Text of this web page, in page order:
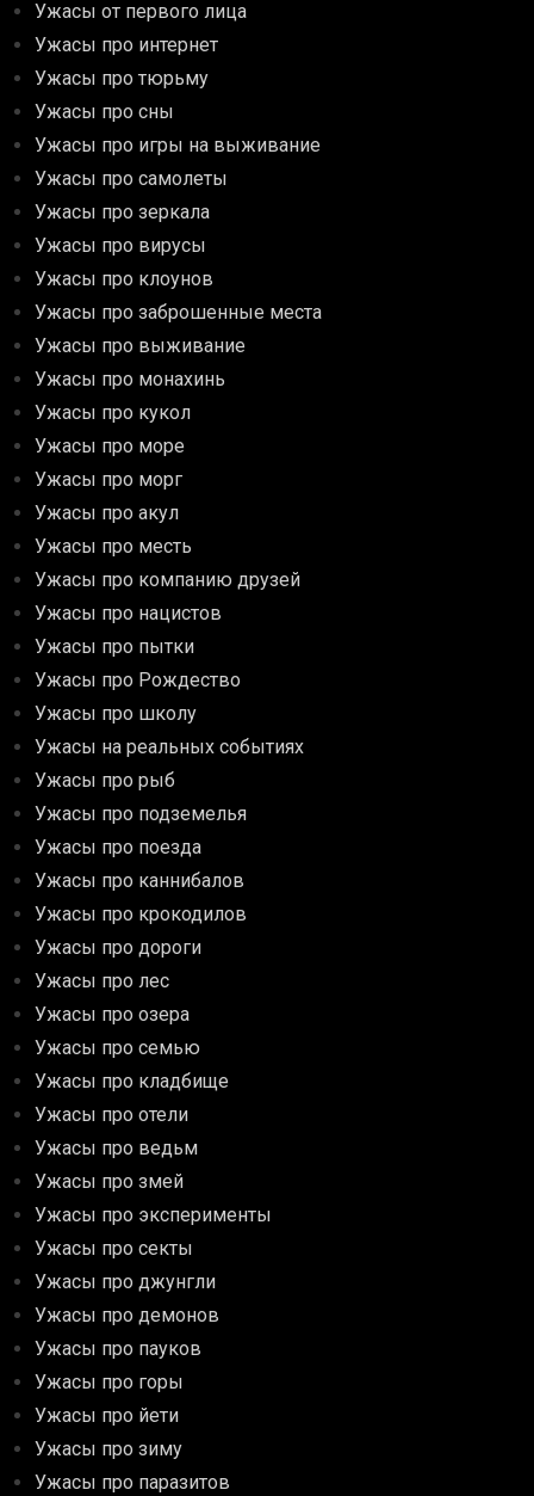
Ужасы от первого лица
Ужасы про интернет
Ужасы про тюрьму
Ужасы про сны
Ужасы про игры на выживание
Ужасы про самолеты
Ужасы про зеркала
Ужасы про вирусы
Ужасы про клоунов
Ужасы про заброшенные места
Ужасы про выживание
Ужасы про монахинь
Ужасы про кукол
Ужасы про море
Ужасы про морг
Ужасы про акул
Ужасы про месть
Ужасы про компанию друзей
Ужасы про нацистов
Ужасы про пытки
Ужасы про Рождество
Ужасы про школу
Ужасы на реальных событиях
Ужасы про рыб
Ужасы про подземелья
Ужасы про поезда
Ужасы про каннибалов
Ужасы про крокодилов
Ужасы про дороги
Ужасы про лес
Ужасы про озера
Ужасы про семью
Ужасы про кладбище
Ужасы про отели
Ужасы про ведьм
Ужасы про змей
Ужасы про эксперименты
Ужасы про секты
Ужасы про джунгли
Ужасы про демонов
Ужасы про пауков
Ужасы про горы
Ужасы про йети
Ужасы про зиму
Ужасы про паразитов